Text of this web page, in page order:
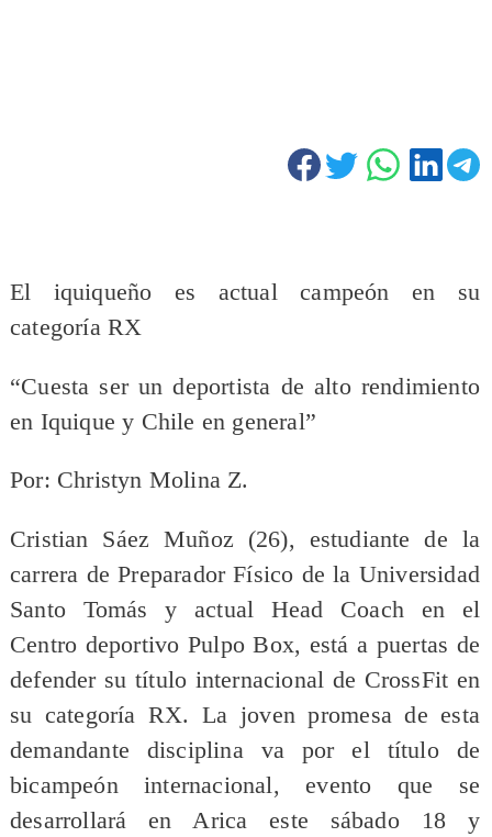
El iquiqueño es actual campeón en su
categoría RX
“Cuesta ser un deportista de alto rendimiento
en Iquique y Chile en general”
Por: Christyn Molina Z.
Cristian Sáez Muñoz (26), estudiante de la
carrera de Preparador Físico de la Universidad
Santo Tomás y actual Head Coach en el
Centro deportivo Pulpo Box, está a puertas de
defender su título internacional de CrossFit en
su categoría RX. La joven promesa de esta
demandante disciplina va por el título de
bicampeón internacional, evento que se
desarrollará en Arica este sábado 18 y